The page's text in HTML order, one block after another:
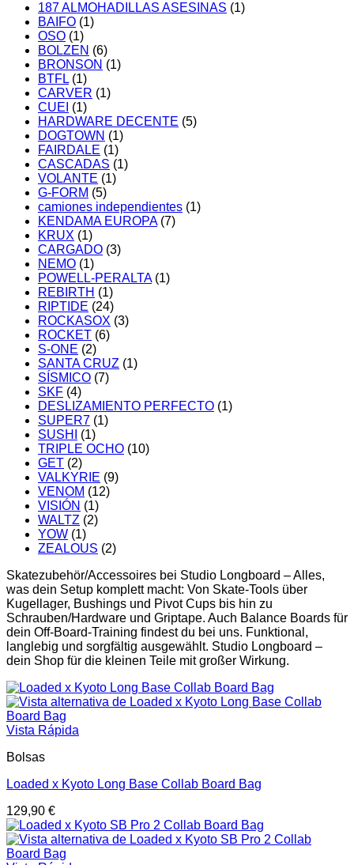
187 ALMOHADILLAS ASESINAS (1)
BAIFO (1)
OSO (1)
BOLZEN (6)
BRONSON (1)
BTFL (1)
CARVER (1)
CUEI (1)
HARDWARE DECENTE (5)
DOGTOWN (1)
FAIRDALE (1)
CASCADAS (1)
VOLANTE (1)
G-FORM (5)
camiones independientes (1)
KENDAMA EUROPA (7)
KRUX (1)
CARGADO (3)
NEMO (1)
POWELL-PERALTA (1)
REBIRTH (1)
RIPTIDE (24)
ROCKASOX (3)
ROCKET (6)
S-ONE (2)
SANTA CRUZ (1)
SÍSMICO (7)
SKF (4)
DESLIZAMIENTO PERFECTO (1)
SUPER7 (1)
SUSHI
(1)
TRIPLE OCHO (10)
GET (2)
VALKYRIE (9)
VENOM (12)
VISIÓN (1)
WALTZ (2)
YOW (1)
ZEALOUS (2)
Skatezubehör/Accessoires bei Studio Longboard – Alles,
was dein Setup komplett macht: Von Skate-Tools über
Kugellager, Bushings und Pivot Cups bis hin zu
Schrauben/Hardware und Griptape. Auch Balance Boards für
dein Off-Board-Training findest du bei uns. Funktional,
langlebig und sorgfältig ausgewählt. Studio Longboard –
dein Shop für die kleinen Teile mit großer Wirkung.
Vista Rápida
Bolsas
Loaded x Kyoto Long Base Collab Board Bag
129,90 €